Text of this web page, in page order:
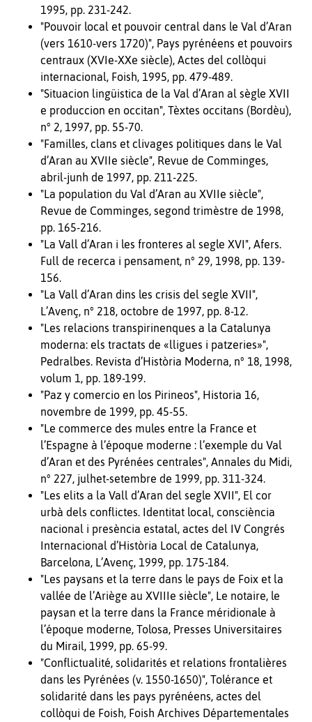
1995, pp. 231-242.
"Pouvoir local et pouvoir central dans le Val d’Aran
(vers 1610-vers 1720)", Pays pyrénéens et pouvoirs
centraux (XVIe-XXe siècle), Actes del collòqui
internacional, Foish, 1995, pp. 479-489.
"Situacion lingüistica de la Val d’Aran al sègle XVII
e produccion en occitan", Tèxtes occitans (Bordèu),
n° 2, 1997, pp. 55-70.
"Familles, clans et clivages politiques dans le Val
d’Aran au XVIIe siècle", Revue de Comminges,
abril-junh de 1997, pp. 211-225.
"La population du Val d’Aran au XVIIe siècle",
Revue de Comminges, segond trimèstre de 1998,
pp. 165-216.
"La Vall d’Aran i les fronteres al segle XVI", Afers.
Full de recerca i pensament, n° 29, 1998, pp. 139-
156.
"La Vall d’Aran dins les crisis del segle XVII",
L’Avenç, n° 218, octobre de 1997, pp. 8-12.
"Les relacions transpirinenques a la Catalunya
moderna: els tractats de «lligues i patzeries»",
Pedralbes. Revista d’Història Moderna, n° 18, 1998,
volum 1, pp. 189-199.
"Paz y comercio en los Pirineos", Historia 16,
novembre de 1999, pp. 45-55.
"Le commerce des mules entre la France et
l’Espagne à l’époque moderne : l’exemple du Val
d’Aran et des Pyrénées centrales", Annales du Midi,
n° 227, julhet-setembre de 1999, pp. 311-324.
"Les elits a la Vall d’Aran del segle XVII", El cor
urbà dels conflictes. Identitat local, consciència
nacional i presència estatal, actes del IV Congrés
Internacional d’Història Local de Catalunya,
Barcelona, L’Avenç, 1999, pp. 175-184.
"Les paysans et la terre dans le pays de Foix et la
vallée de l’Ariège au XVIIIe siècle", Le notaire, le
paysan et la terre dans la France méridionale à
l’époque moderne, Tolosa, Presses Universitaires
du Mirail, 1999, pp. 65-99.
"Conflictualité, solidarités et relations frontalières
dans les Pyrénées (v. 1550-1650)", Tolérance et
solidarité dans les pays pyrénéens, actes del
collòqui de Foish, Foish Archives Départementales